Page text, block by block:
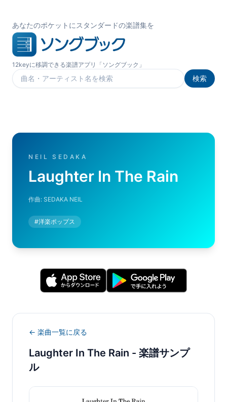
あなたのポケットにスタンダードの楽譜集を
12keyに移調できる楽譜アプリ「ソングブック」
楽曲を検索
検索
NEIL SEDAKA
Laughter In The Rain
作曲: SEDAKA NEIL
#洋楽ポップス
← 楽曲一覧に戻る
Laughter In The Rain - 楽譜サンプ
ル